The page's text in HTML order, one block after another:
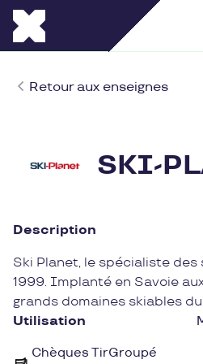
Retour aux enseignes
SKI-
Description
Ski Planet, le spécialiste des
1999. Implanté en Savoie
grands domaines skiables
de conseillers spécialisés
d'un large choix de locations
Utilisation
Chèques TirGroupé